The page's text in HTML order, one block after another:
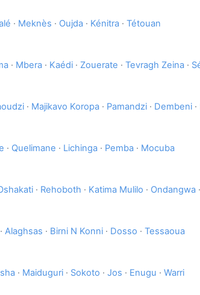
· Meknès · Oujda · Kénitra · Tétouan
· Mbera · Kaédi · Zouerate · Tevragh Zeina ·
· Majikavo Koropa · Pamandzi · Dembeni ·
· Quelimane · Lichinga · Pemba · Mocuba
· Rehoboth · Katima Mulilo · Ondangwa ·
· Alaghsas · Birni N Konni · Dosso · Tessaoua
· Maiduguri · Sokoto · Jos · Enugu · Warri